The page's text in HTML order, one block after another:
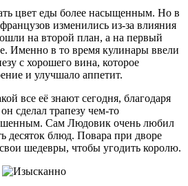
цвет еды более насыщенным. Но в
изменились из-за влияния
на второй план, а на первый
Именно в то время кулинары ввели
с хорошего вина, которое
и улучшало аппетит.
все её знают сегодня, благодаря
сделал трапезу чем-то
Сам Людовик очень любил
десяток блюд. Повара при дворе
шедевры, чтобы угодить королю.